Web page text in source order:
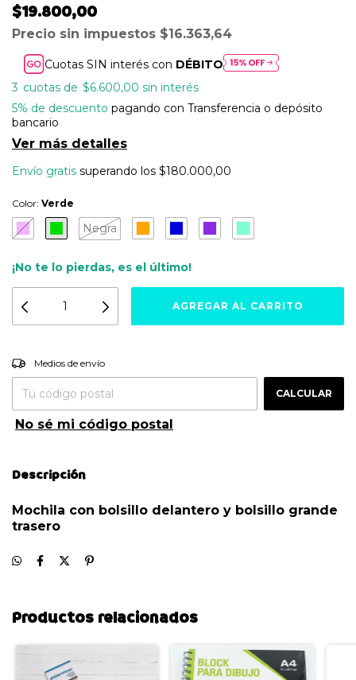
$19.800,00
Precio sin impuestos $16.363,64
Cuotas SIN interés con DÉBITO
3
$6.600,00 sin interés
5% de descuento pagando con Transferencia o depósito
bancario
Ver más detalles
Envío gratis superando los $180.000,00
Color: Verde
Negra
¡No te lo pierdas, es el último!
Entregas para el CP:
Medios de envío
CALCULAR
No sé mi código postal
Descripción
Mochila con bolsillo delantero y bolsillo grande
trasero
Productos relacionados